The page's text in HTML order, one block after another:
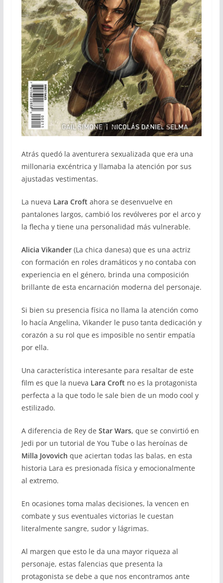
Atrás quedó la aventurera sexualizada que era una
millonaria excéntrica y llamaba la atención por sus
ajustadas vestimentas.
La nueva Lara Croft ahora se desenvuelve en
pantalones largos, cambió los revólveres por el arco y
la flecha y tiene una personalidad más vulnerable.
Alicia Vikander(La chica danesa) que es una actriz
con formación en roles dramáticos y no contaba con
experiencia en el género, brinda una composición
brillante de esta encarnación moderna del personaje.
Si bien su presencia física no llama la atención como
lo hacía Angelina, Vikander le puso tanta dedicación y
corazón a su rol que es imposible no sentir empatía
por ella.
Una característica interesante para resaltar de este
film es que la nueva Lara Croft no es la protagonista
perfecta a la que todo le sale bien de un modo cool y
estilizado.
A diferencia de Rey de Star Wars, que se convirtió en
Jedi por un tutorial de You Tube o las heroínas de
Milla Jovovich que aciertan todas las balas, en esta
historia Lara es presionada física y emocionalmente
al extremo.
En ocasiones toma malas decisiones, la vencen en
combate y sus eventuales victorias le cuestan
literalmente sangre, sudor y lágrimas.
Al margen que esto le da una mayor riqueza al
personaje, estas falencias que presenta la
protagonista se debe a que nos encontramos ante